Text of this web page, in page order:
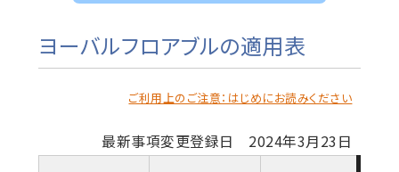
ヨーバルフロアブルの適用表
ご利用上のご注意：はじめにお読みください
最新事項変更登録日 2024年3月23日